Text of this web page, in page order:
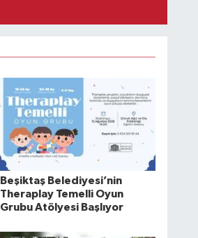
Beşiktaş Belediyesi’nin
Theraplay Temelli Oyun
Grubu Atölyesi Başlıyor